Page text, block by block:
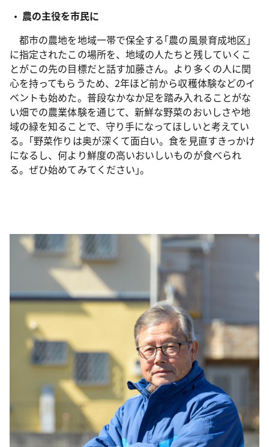
農の主役を市民に
都市の農地を地域一帯で保全する｢農の風景育成地区｣
に指定されたこの場所を、地域の人たちと残していくこ
とがこの先の目標だと話す加藤さん。より多くの人に関
心を持ってもらうため、2年ほど前から収穫体験などのイ
ベントも始めた。普段なかなか足を踏み入れることがな
い畑での農業体験を通じて、新鮮な野菜のおいしさや地
域の緑を知ることで、守り手になってほしいと考えてい
る。｢野菜作りは奥が深くて面白い。食を見直すきっかけ
になるし、何より鮮度の高いおいしいものが食べられ
る。ぜひ始めてみてください｣。